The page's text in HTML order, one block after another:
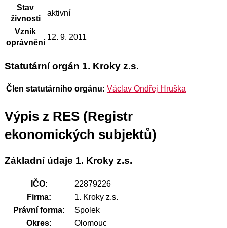
Stav
živnosti
aktivní
Vznik
oprávnění
12. 9. 2011
Statutární orgán 1. Kroky z.s.
Člen statutárního orgánu: Václav Ondřej Hruška
Výpis z RES (Registr
ekonomických subjektů)
Základní údaje 1. Kroky z.s.
IČO:
22879226
Firma:
1. Kroky z.s.
Právní forma:
Spolek
Okres:
Olomouc